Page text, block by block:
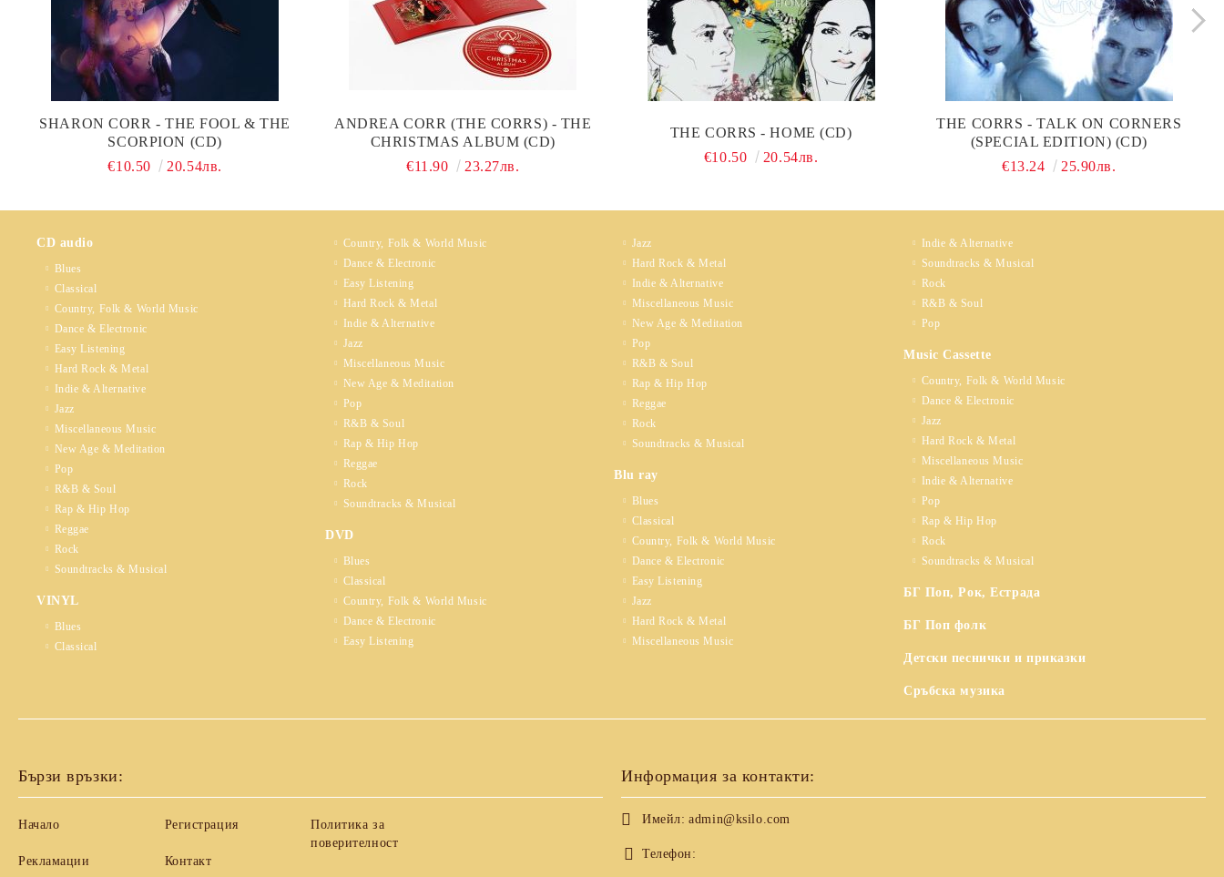
SHARON CORR - THE FOOL & THE
SCORPION (CD)
€10.50
20.54лв.
ANDREA CORR (THE CORRS) - THE
CHRISTMAS ALBUM (CD)
€11.90
23.27лв.
THE CORRS - HOME (CD)
€10.50
20.54лв.
THE CORRS - TALK ON CORNERS
(SPECIAL EDITION) (CD)
€13.24
25.90лв.
CD audio
Blues
Classical
Country, Folk & World Music
Dance & Electronic
Easy Listening
Hard Rock & Metal
Indie & Alternative
Jazz
Miscellaneous Music
New Age & Meditation
Pop
R&B & Soul
Rap & Hip Hop
Reggae
Rock
Soundtracks & Musical
VINYL
Blues
Classical
Country, Folk & World Music
Dance & Electronic
Easy Listening
Hard Rock & Metal
Indie & Alternative
Jazz
Miscellaneous Music
New Age & Meditation
Pop
R&B & Soul
Rap & Hip Hop
Reggae
Rock
Soundtracks & Musical
DVD
Blues
Classical
Country, Folk & World Music
Dance & Electronic
Easy Listening
Jazz
Hard Rock & Metal
Indie & Alternative
Miscellaneous Music
New Age & Meditation
Pop
R&B & Soul
Rap & Hip Hop
Reggae
Rock
Soundtracks & Musical
Blu ray
Blues
Classical
Country, Folk & World Music
Dance & Electronic
Easy Listening
Jazz
Hard Rock & Metal
Miscellaneous Music
Indie & Alternative
Soundtracks & Musical
Rock
R&B & Soul
Pop
Music Cassette
Country, Folk & World Music
Dance & Electronic
Jazz
Hard Rock & Metal
Miscellaneous Music
Indie & Alternative
Pop
Rap & Hip Hop
Rock
Soundtracks & Musical
БГ Поп, Рок, Естрада
БГ Поп фолк
Детски песнички и приказки
Сръбска музика
Бързи връзки:
Начало
Рекламации
Регистрация
Контакт
Политика за
поверителност
Информация за контакти:
Имейл: admin@ksilo.com
Телефон: